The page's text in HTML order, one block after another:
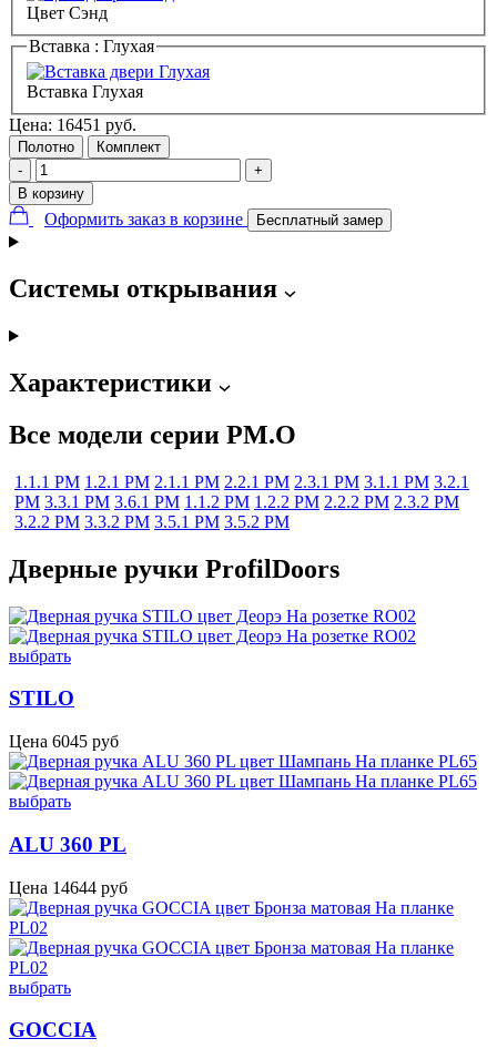
Цвет Сэнд
Вставка : Глухая
Вставка Глухая
Цена: 16451 руб.
Полотно
Комплект
-
+
В корзину
Оформить заказ в корзине Бесплатный замер
Системы открывания
Характеристики
Все модели серии PM.O
1.1.1 PM 1.2.1 PM 2.1.1 PM 2.2.1 PM 2.3.1 PM 3.1.1 PM 3.2.1
PM 3.3.1 PM 3.6.1 PM 1.1.2 PM 1.2.2 PM 2.2.2 PM 2.3.2 PM
3.2.2 PM 3.3.2 PM 3.5.1 PM 3.5.2 PM
Дверные ручки ProfilDoors
выбрать
STILO
Цена 6045 руб
выбрать
ALU 360 PL
Цена 14644 руб
выбрать
GOCCIA